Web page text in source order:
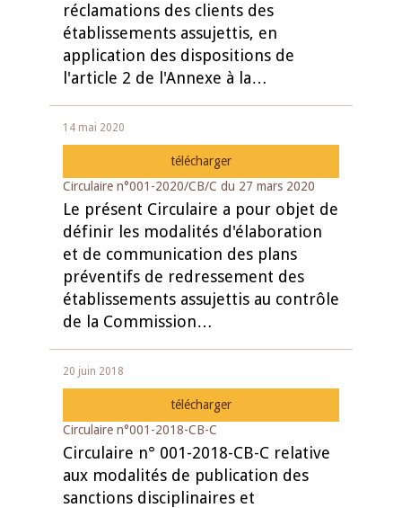
réclamations des clients des
établissements assujettis, en
application des dispositions de
l'article 2 de l'Annexe à la…
14 mai 2020
télécharger
Circulaire n°001-2020/CB/C du 27 mars 2020
Le présent Circulaire a pour objet de
définir les modalités d'élaboration
et de communication des plans
préventifs de redressement des
établissements assujettis au contrôle
de la Commission…
20 juin 2018
télécharger
Circulaire n°001-2018-CB-C
Circulaire n° 001-2018-CB-C relative
aux modalités de publication des
sanctions disciplinaires et